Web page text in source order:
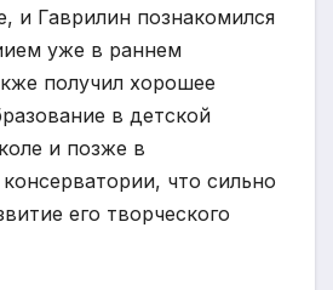
и Гаврилин познакомился
уже в раннем
получил хорошее
в детской
и позже в
что сильно
его творческого